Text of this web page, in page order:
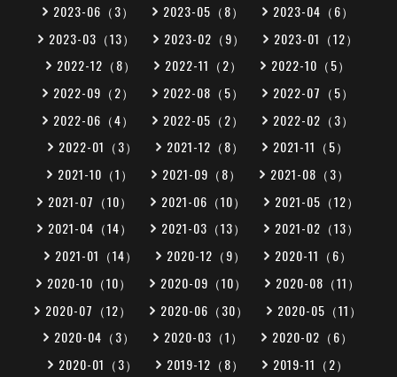
2023-06（3）
2023-05（8）
2023-04（6）
2023-03（13）
2023-02（9）
2023-01（12）
2022-12（8）
2022-11（2）
2022-10（5）
2022-09（2）
2022-08（5）
2022-07（5）
2022-06（4）
2022-05（2）
2022-02（3）
2022-01（3）
2021-12（8）
2021-11（5）
2021-10（1）
2021-09（8）
2021-08（3）
2021-07（10）
2021-06（10）
2021-05（12）
2021-04（14）
2021-03（13）
2021-02（13）
2021-01（14）
2020-12（9）
2020-11（6）
2020-10（10）
2020-09（10）
2020-08（11）
2020-07（12）
2020-06（30）
2020-05（11）
2020-04（3）
2020-03（1）
2020-02（6）
2020-01（3）
2019-12（8）
2019-11（2）